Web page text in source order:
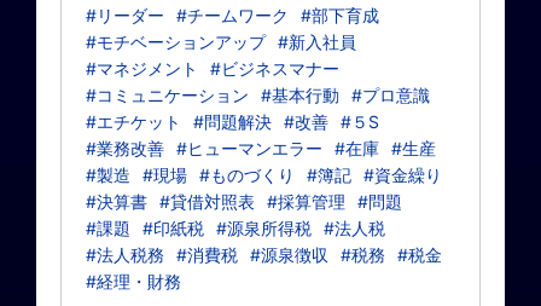
#リーダー
#チームワーク
#部下育成
#モチベーションアップ #新入社員
#マネジメント
#ビジネスマナー
#コミュニケーション
#基本行動
#プロ意識
#エチケット
#問題解決 #改善 #５S
#業務改善 #ヒューマンエラー #在庫 #生産
#製造
#現場 #ものづくり #簿記 #資金繰り
#決算書 #貸借対照表 #採算管理
#問題
#課題
#印紙税 #源泉所得税 #法人税
#法人税務
#消費税 #源泉徴収 #税務
#税金
#経理・財務